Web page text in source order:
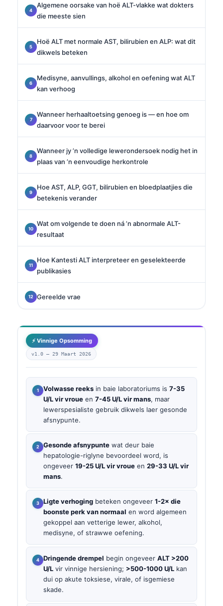
Algemene oorsake van hoë ALT-vlakke wat dokters
die meeste sien
Hoë ALT met normale AST, bilirubien en ALP: wat dit
dikwels beteken
Medisyne, aanvullings, alkohol en oefening wat ALT
kan verhoog
Wanneer herhaaltoetsing genoeg is — en hoe om
daarvoor voor te berei
Wanneer jy ’n volledige lewerondersoek nodig het in
plaas van ’n eenvoudige herkontrole
Hoe AST, ALP, GGT, bilirubien en bloedplaatjies die
betekenis verander
Wat om volgende te doen ná ’n abnormale ALT-
resultaat
Hoe Kantesti ALT interpreteer en geselekteerde
publikasies
Gereelde vrae
⚡ Vinnige Opsomming
v1.0 — 29 Maart 2026
Volwasse reeks in baie laboratoriums is 7-35
U/L vir vroue en 7-45 U/L vir mans, maar
lewerspesialiste gebruik dikwels laer gesonde
afsnypunte.
Gesonde afsnypunte wat deur baie
hepatologie-riglyne bevoordeel word, is
ongeveer 19-25 U/L vir vroue en 29-33 U/L vir
mans.
Ligte verhoging beteken ongeveer 1-2× die
boonste perk van normaal en word algemeen
gekoppel aan vetterige lewer, alkohol,
medisyne, of strawwe oefening.
Dringende drempel begin ongeveer ALT >200
U/L vir vinnige hersiening; >500-1000 U/L kan
dui op akute toksiese, virale, of isgemiese
skade.